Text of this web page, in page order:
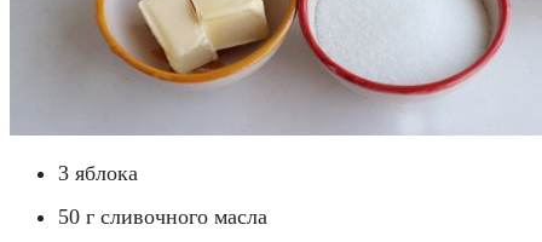
3 яблока
50 г сливочного масла